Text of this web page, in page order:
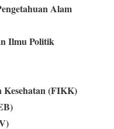
Alam
Ilmu Politik
Kesehatan (FIKK)